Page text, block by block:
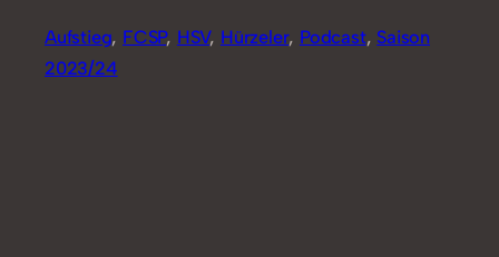
Aufstieg, FCSP, HSV, Hürzeler, Podcast, Saison
2023/24